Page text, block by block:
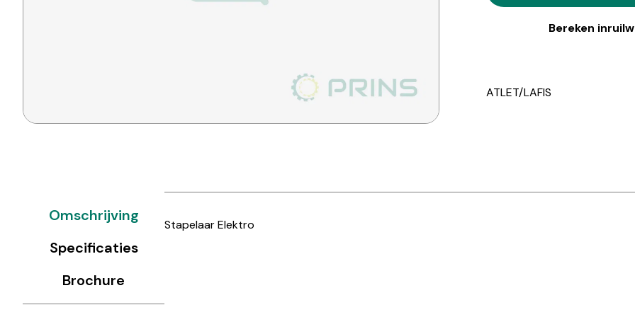
Bereken
ATLET/LAFIS
Omschrijving
Specificaties
Brochure
Stapelaar Elektro